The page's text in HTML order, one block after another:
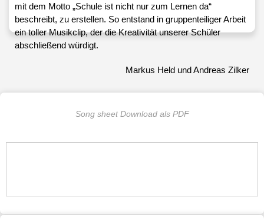
mit dem Motto „Schule ist nicht nur zum Lernen da“
beschreibt, zu erstellen. So entstand in gruppenteiliger Arbeit
ein toller Musikclip, der die Kreativität unserer Schüler
abschließend würdigt.
Markus Held und Andreas Zilker
Song sheet Download als PDF